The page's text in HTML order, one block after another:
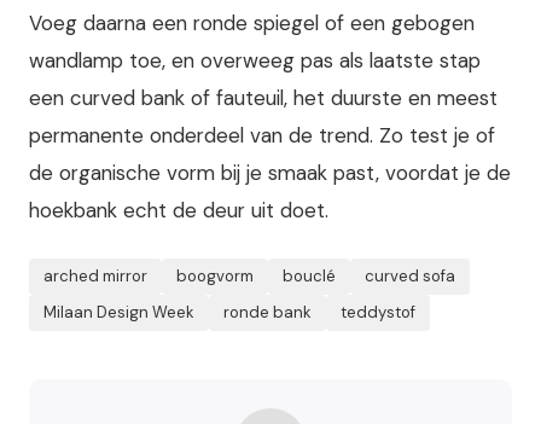
Voeg daarna een ronde spiegel of een gebogen
wandlamp toe, en overweeg pas als laatste stap
een curved bank of fauteuil, het duurste en meest
permanente onderdeel van de trend. Zo test je of
de organische vorm bij je smaak past, voordat je de
hoekbank echt de deur uit doet.
arched mirror boogvorm bouclé
curved sofa
Milaan Design Week
ronde bank teddystof